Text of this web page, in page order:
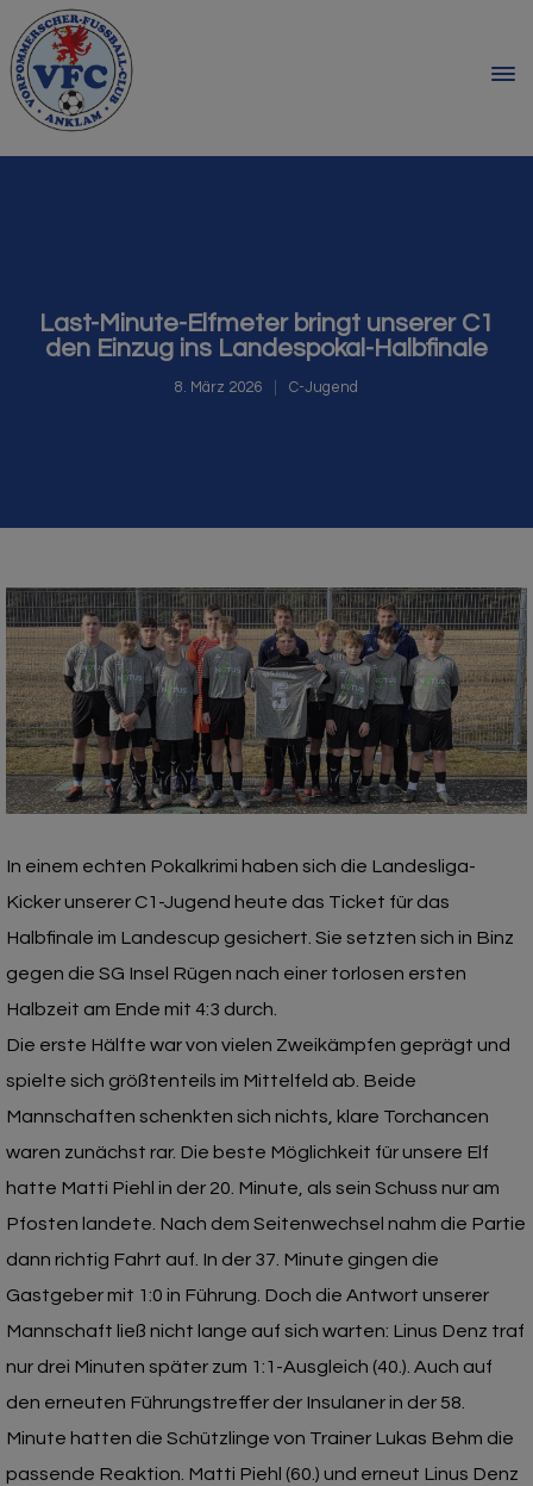
Last-Minute-Elfmeter bringt unserer C1
den Einzug ins Landespokal-Halbfinale
8. März 2026 C-Jugend
In einem echten Pokalkrimi haben sich die Landesliga-
Kicker unserer C1-Jugend heute das Ticket für das
Halbfinale im Landescup gesichert. Sie setzten sich in Binz
gegen die SG Insel Rügen nach einer torlosen ersten
Halbzeit am Ende mit 4:3 durch.
Die erste Hälfte war von vielen Zweikämpfen geprägt und
spielte sich größtenteils im Mittelfeld ab. Beide
Mannschaften schenkten sich nichts, klare Torchancen
waren zunächst rar. Die beste Möglichkeit für unsere Elf
hatte Matti Piehl in der 20. Minute, als sein Schuss nur am
Pfosten landete. Nach dem Seitenwechsel nahm die Partie
dann richtig Fahrt auf. In der 37. Minute gingen die
Gastgeber mit 1:0 in Führung. Doch die Antwort unserer
Mannschaft ließ nicht lange auf sich warten: Linus Denz traf
nur drei Minuten später zum 1:1-Ausgleich (40.). Auch auf
den erneuten Führungstreffer der Insulaner in der 58.
Minute hatten die Schützlinge von Trainer Lukas Behm die
passende Reaktion. Matti Piehl (60.) und erneut Linus Denz